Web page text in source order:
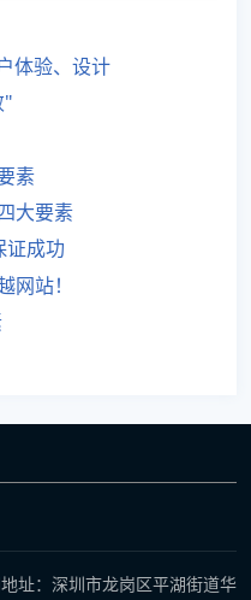
体验、设计
"
素
大要素
证成功
站！
址：深圳市龙岗区平湖街道华